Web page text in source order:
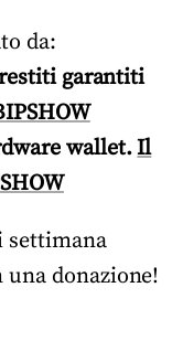
da:
garantiti
wallet.Il
settimana
donazione!